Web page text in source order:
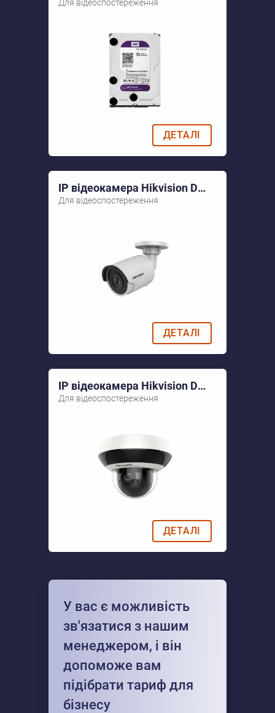
Для відеоспостереження
ДЕТАЛІ
IP відеокамера Hikvision DS-2CD2043G0-I (4 мм)
Для відеоспостереження
ДЕТАЛІ
IP відеокамера Hikvision DS-2DE2A204IW-DE3
Для відеоспостереження
ДЕТАЛІ
У вас є можливість
зв'язатися з нашим
менеджером, і він
допоможе вам
підібрати тариф для
бізнесу